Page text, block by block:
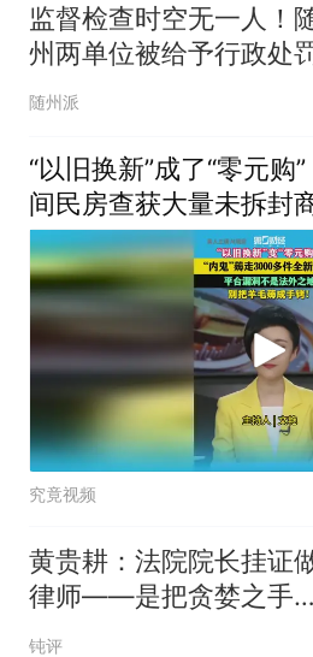
监督检查时空无一人！
州两单位被给予行政处
随州派
“以旧换新”成了“零元购
间民房查获大量未拆封
究竟视频
黄贵耕：法院院长挂证
律师——是把贪婪之手直
接伸进司法公正本身
钝评